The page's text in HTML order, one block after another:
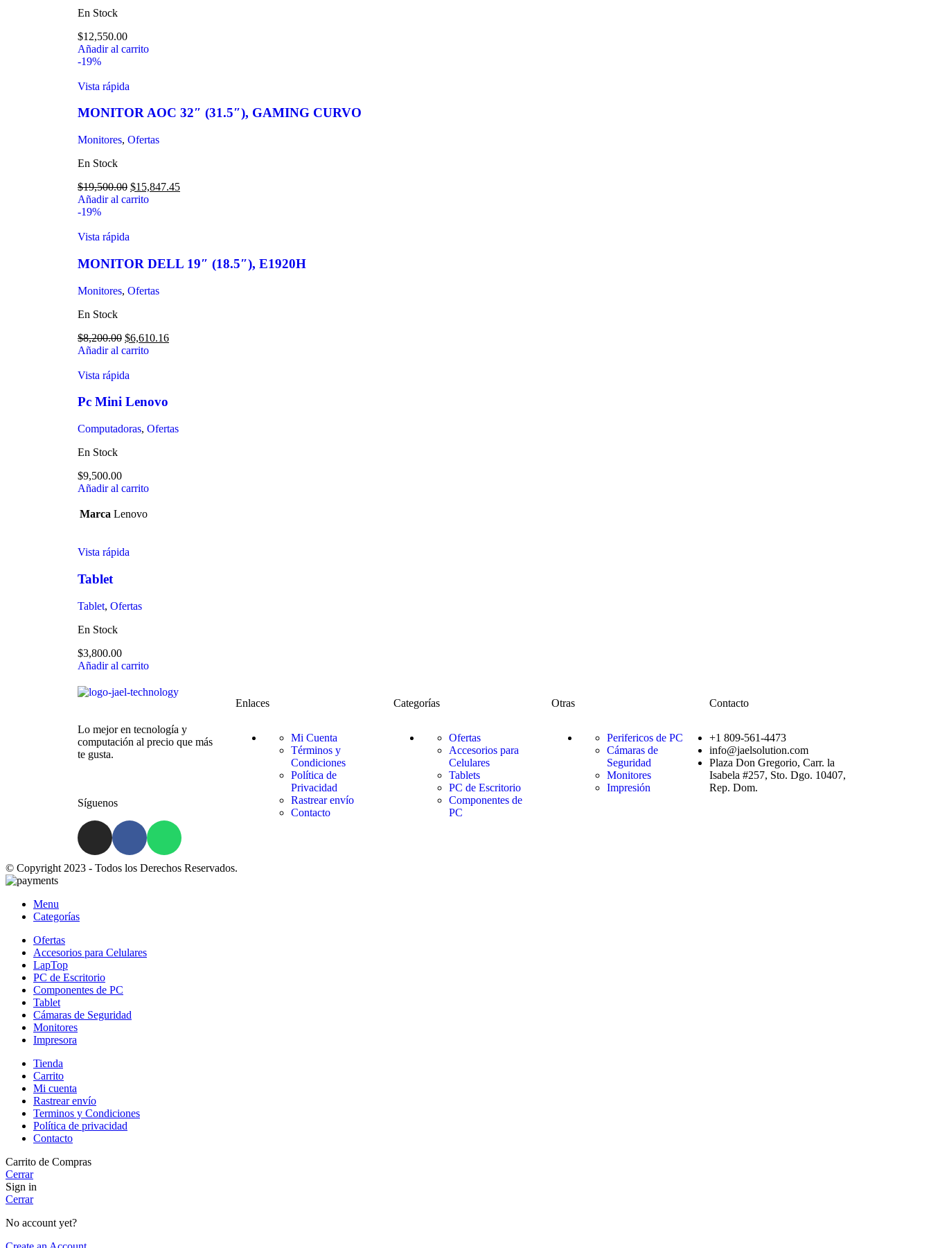
En Stock
$12,550.00
Añadir al carrito
-19%
Vista rápida
MONITOR AOC 32″ (31.5″), GAMING CURVO
Monitores, Ofertas
En Stock
$19,500.00 $15,847.45
Añadir al carrito
-19%
Vista rápida
MONITOR DELL 19″ (18.5″), E1920H
Monitores, Ofertas
En Stock
$8,200.00 $6,610.16
Añadir al carrito
Vista rápida
Pc Mini Lenovo
Computadoras, Ofertas
En Stock
$9,500.00
Añadir al carrito
Marca Lenovo
Vista rápida
Tablet
Tablet, Ofertas
En Stock
$3,800.00
Añadir al carrito
Lo mejor en tecnología y
computación al precio que más
te gusta.
Síguenos
Enlaces
Mi Cuenta
Términos y
Condiciones
Política de
Privacidad
Rastrear envío
Contacto
Categorías
Ofertas
Accesorios para
Celulares
Tablets
PC de Escritorio
Componentes de
PC
Otras
Perifericos de PC
Cámaras de
Seguridad
Monitores
Impresión
Contacto
+1 809-561-4473
info@jaelsolution.com
Plaza Don Gregorio, Carr. la
Isabela #257, Sto. Dgo. 10407,
Rep. Dom.
© Copyright 2023 - Todos los Derechos Reservados.
Menu
Categorías
Ofertas
Accesorios para Celulares
LapTop
PC de Escritorio
Componentes de PC
Tablet
Cámaras de Seguridad
Monitores
Impresora
Tienda
Carrito
Mi cuenta
Rastrear envío
Terminos y Condiciones
Política de privacidad
Contacto
Carrito de Compras
Cerrar
Sign in
Cerrar
No account yet?